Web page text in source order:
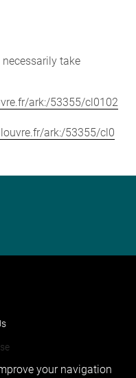
take
ark:/53355/cl0102
ark:/53355/cl0
your navigation